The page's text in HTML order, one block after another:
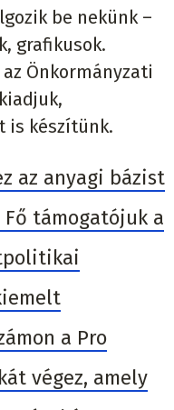
be nekünk –
grafikusok.
Önkormányzati
is készítünk.
az anyagi bázist
támogatójuk a
a Pro
végez, amely